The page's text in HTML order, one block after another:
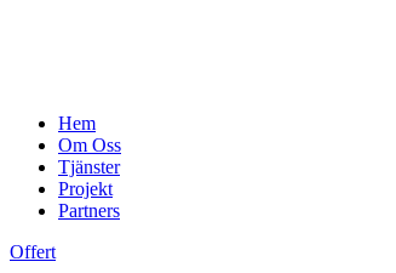
Hem
Om Oss
Tjänster
Projekt
Partners
Offert